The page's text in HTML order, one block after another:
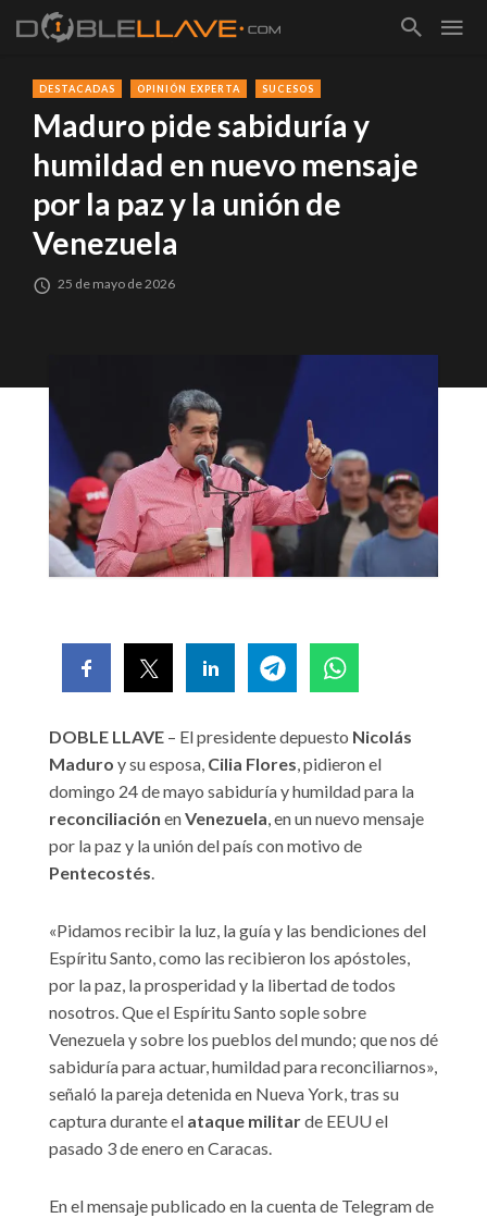
DESTACADAS OPINIÓN EXPERTA SUCESOS
Maduro pide sabiduría y
humildad en nuevo mensaje
por la paz y la unión de
Venezuela
25 de mayo de 2026
DOBLE LLAVE – El presidente depuesto Nicolás
Maduro y su esposa, Cilia Flores, pidieron el
domingo 24 de mayo sabiduría y humildad para la
reconciliación enVenezuela, en un nuevo mensaje
por la paz y la unión del país con motivo de
Pentecostés.
«Pidamos recibir la luz, la guía y las bendiciones del
Espíritu Santo, como las recibieron los apóstoles,
por la paz, la prosperidad y la libertad de todos
nosotros. Que el Espíritu Santo sople sobre
Venezuela y sobre los pueblos del mundo; que nos dé
sabiduría para actuar, humildad para reconciliarnos»,
señaló la pareja detenida en Nueva York, tras su
captura durante el ataque militarde EEUU el
pasado 3 de enero en Caracas.
En el mensaje publicado en la cuenta de Telegram de